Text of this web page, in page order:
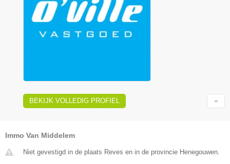
BEKIJK VOLLEDIG PROFIEL
Immo Van Middelem
Niet gevestigd in de plaats Reves en in de provincie Henegouwen.